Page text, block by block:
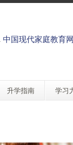
中国现代家庭教育
升学指南 学习